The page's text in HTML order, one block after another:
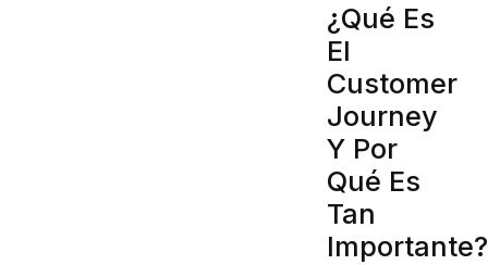
¿Qué Es
El
Customer
Journey
Y Por
Qué Es
Tan
Importante?